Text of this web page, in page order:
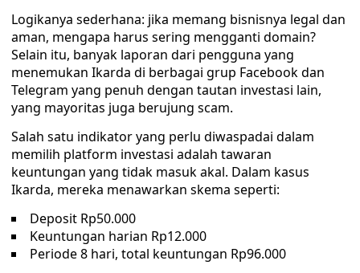
Logikanya sederhana: jika memang bisnisnya legal dan
aman, mengapa harus sering mengganti domain?
Selain itu, banyak laporan dari pengguna yang
menemukan Ikarda di berbagai grup Facebook dan
Telegram yang penuh dengan tautan investasi lain,
yang mayoritas juga berujung scam.
Salah satu indikator yang perlu diwaspadai dalam
memilih platform investasi adalah tawaran
keuntungan yang tidak masuk akal. Dalam kasus
Ikarda, mereka menawarkan skema seperti:
Deposit Rp50.000
Keuntungan harian Rp12.000
Periode 8 hari, total keuntungan Rp96.000